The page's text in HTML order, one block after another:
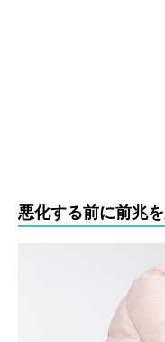
悪化する前に前兆